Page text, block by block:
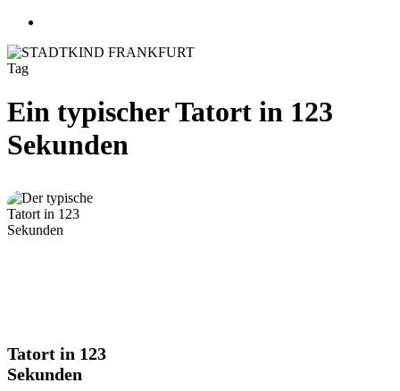
Tag
Ein typischer Tatort in 123
Sekunden
Tatort
in
123
Tatort in 123
Sekunden